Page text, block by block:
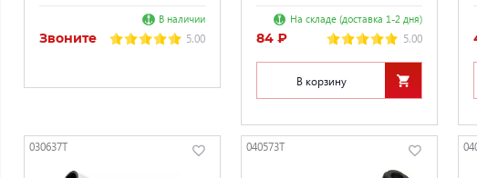
В наличии
Звоните 5.00
На складе (доставка 1-2 дня)
84 ₽ 5.00
В корзину
030637T 040573T